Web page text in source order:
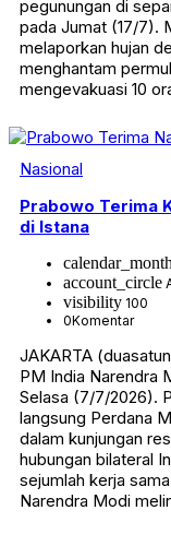
pegunungan di
pada Jumat (17/7).
melaporkan hujan
menghantam
mengevakuasi 10
Nasional
Prabowo Terima
di Istana
calendar_month
account_circle
visibility 100
0Komentar
JAKARTA
PM India Narendra
Selasa (7/7/2026).
langsung Perdana
dalam kunjungan
hubungan bilateral
sejumlah kerja
Narendra Modi